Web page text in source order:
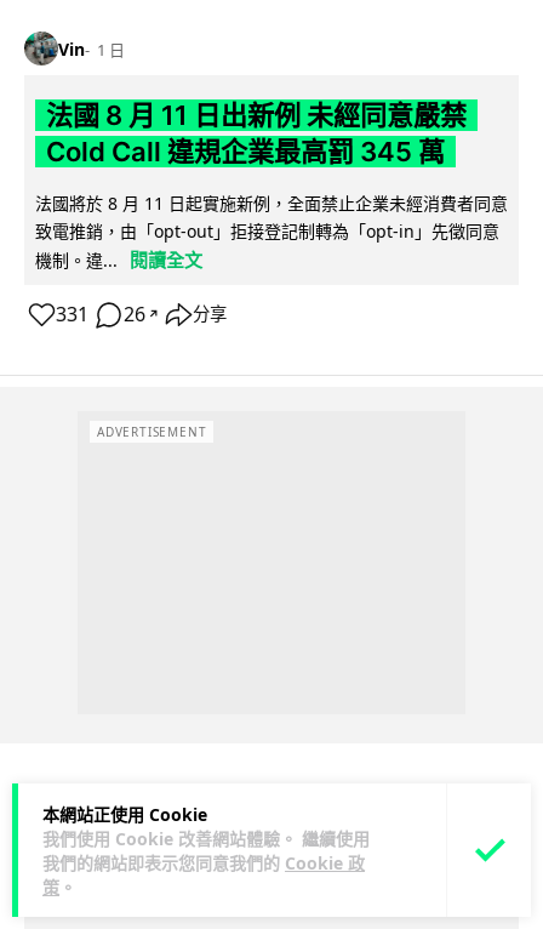
本網站正使用 Cookie
我們使用 Cookie 改善網站體驗。 繼續使用
我們的網站即表示您同意我們的 Cookie 政
策 。
Vin 1 日
法國 8 月 11 日出新例 未經同意嚴禁
Cold Call 違規企業最高罰 345 萬
法國將於 8 月 11 日起實施新例，全面禁止企業未經消費者同意
致電推銷，由「opt-out」拒接登記制轉為「opt-in」先徵同意
機制。違...
閱讀全文
331 26 ↗ 分享
ADVERTISEMENT
人工智能
Lawton